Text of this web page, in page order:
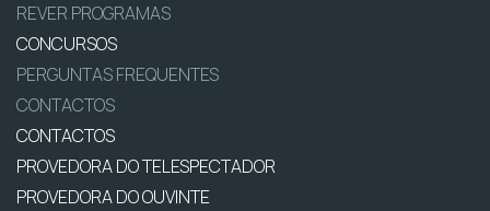
REVER PROGRAMAS
CONCURSOS
PERGUNTAS FREQUENTES
CONTACTOS
CONTACTOS
PROVEDORA DO TELESPECTADOR
PROVEDORA DO OUVINTE